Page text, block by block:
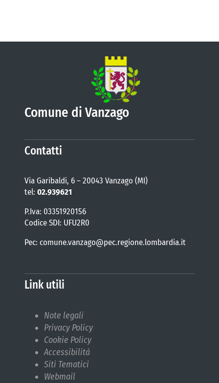
Comune di Vanzago
Contatti
Via Garibaldi, 6 – 20043 Vanzago (MI)
tel: 02.939621
P.Iva: 03351920156
Codice SDI: UFU2R0
Pec: comune.vanzago@pec.regione.lombardia.it
Link utili
Note legali
Privacy Policy
Cookie Policy
Accessibilità
Siti Tematici
Webmail